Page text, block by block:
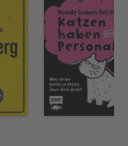
hilft Lachen, und
Mit Texten und
Bov Bjerg, Franz
Kurdi, Alexander
Gsella, Hauck
Kapitelman,
Til Mette, Susanne